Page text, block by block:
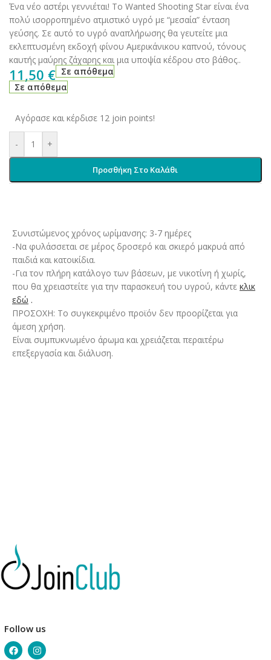
Ένα νέο αστέρι γεννιέται! Το Wanted Shooting Star είναι ένα
πολύ ισορροπημένο ατμιστικό υγρό με “μεσαία” ένταση
γεύσης. Σε αυτό το υγρό αναπλήρωσης θα γευτείτε μια
εκλεπτυσμένη εκδοχή φίνου Αμερικάνικου καπνού, τόνους
καυτής μαύρης ζάχαρης και μια υποψία κέδρου στο βάθος..
11,50 € Σε απόθεμα
Σε απόθεμα
Αγόρασε και κέρδισε 12 join points!
- +
Προσθήκη Στο Καλάθι
Συνιστώμενος χρόνος ωρίμανσης: 3-7 ημέρες
-Να φυλάσσεται σε μέρος δροσερό και σκιερό μακρυά από
παιδιά και κατοικίδια.
-Για τον πλήρη κατάλογο των βάσεων, με νικοτίνη ή χωρίς,
που θα χρειαστείτε για την παρασκευή του υγρού, κάντε κλικ
εδώ .
ΠΡΟΣΟΧΗ: Το συγκεκριμένο προϊόν δεν προορίζεται για
άμεση χρήση.
Είναι συμπυκνωμένο άρωμα και χρειάζεται περαιτέρω
επεξεργασία και διάλυση.
Follow us